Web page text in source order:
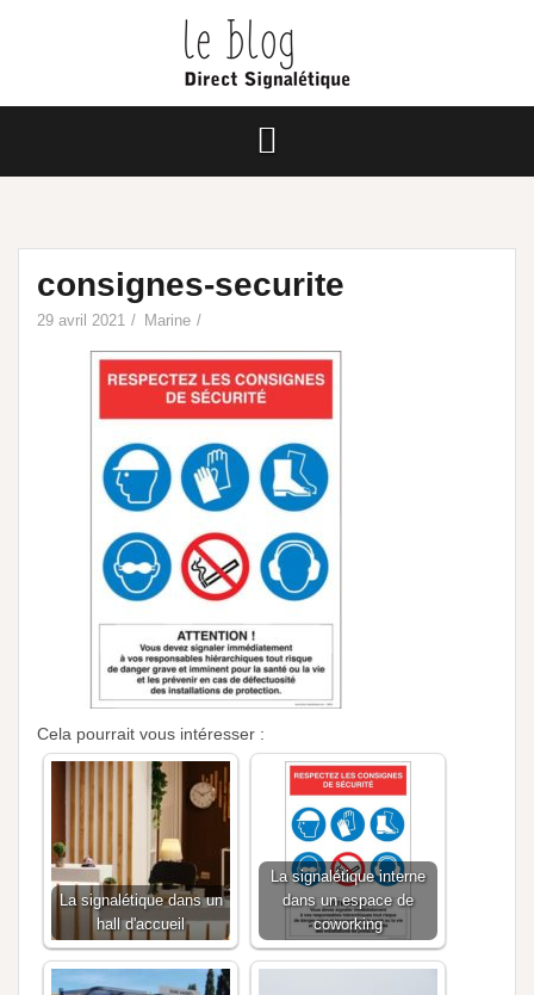
consignes-securite
29 avril 2021 Marine
Cela pourrait vous intéresser :
La signalétique dans un
hall d'accueil
La signalétique interne
dans un espace de
coworking